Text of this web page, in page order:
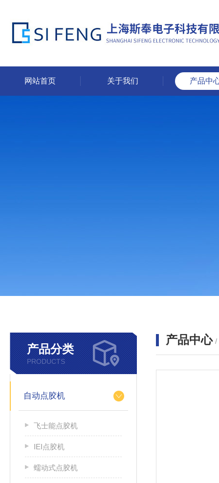
网站首页 关于我们 产品中
产品分类
PRODUCTS
自动点胶机
飞士能点胶机
IEI点胶机
蠕动式点胶机
产品中心 /